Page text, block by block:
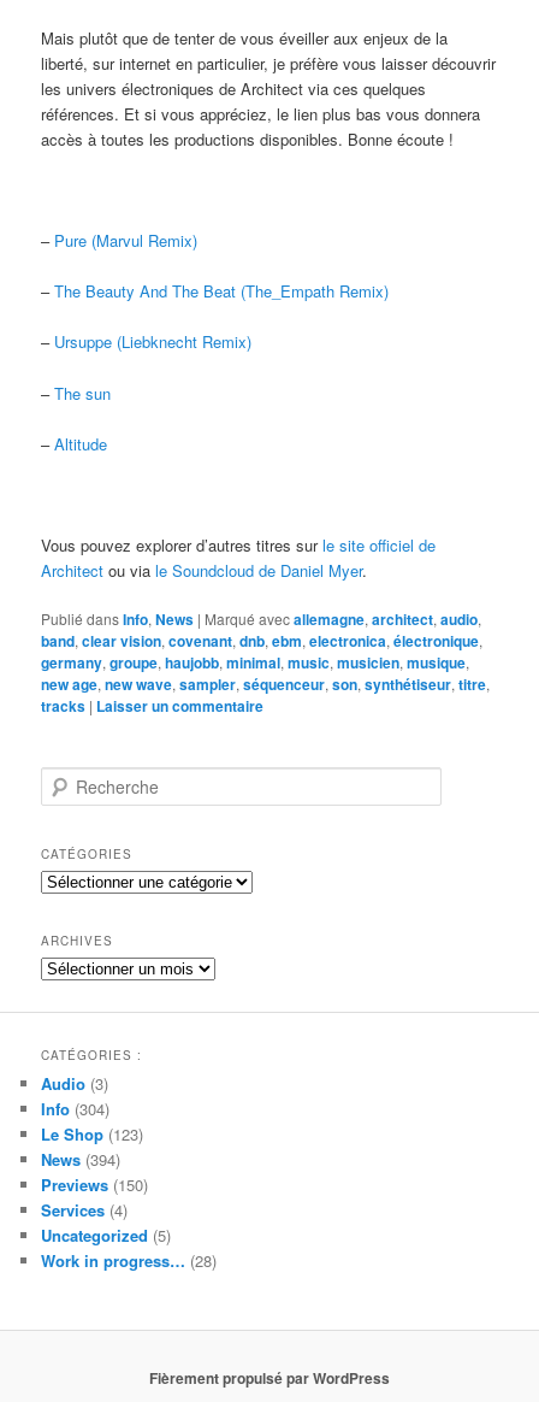
Mais plutôt que de tenter de vous éveiller aux enjeux de la
liberté, sur internet en particulier, je préfère vous laisser découvrir
les univers électroniques de Architect via ces quelques
références. Et si vous appréciez, le lien plus bas vous donnera
accès à toutes les productions disponibles. Bonne écoute !
– Pure (Marvul Remix)
–The Beauty And The Beat (The_Empath Remix)
– Ursuppe (Liebknecht Remix)
–The sun
–Altitude
Vous pouvez explorer d’autres titres surle site officiel de
Architect ou via le Soundcloud de Daniel Myer.
Publié dansInfo,News | Marqué avecallemagne,architect,audio,
band,clear vision,covenant,dnb,ebm,electronica,électronique,
germany,groupe,haujobb,minimal,music,musicien,musique,
new age,new wave,sampler,séquenceur,son,synthétiseur,titre,
tracks | Laisser un commentaire
e
h
e
r
h
e
CATÉGORIES
Catégories
ARCHIVES
Archives
CATÉGORIES :
Audio (3)
Info (304)
Le Shop (123)
News (394)
Previews (150)
Services (4)
Uncategorized (5)
Work in progress… (28)
Fièrement propulsé par WordPress